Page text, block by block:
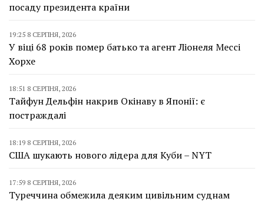
посаду президента країни
19:25 8 СЕРПНЯ, 2026
У віці 68 років помер батько та агент Ліонеля Мессі
Хорхе
18:51 8 СЕРПНЯ, 2026
Тайфун Дельфін накрив Окінаву в Японії: є
постраждалі
18:19 8 СЕРПНЯ, 2026
США шукають нового лідера для Куби – NYT
17:59 8 СЕРПНЯ, 2026
Туреччина обмежила деяким цивільним суднам